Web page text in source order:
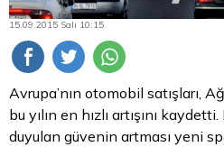
15.09.2015 Salı 10:15
Avrupa’nın otomobil satışları,
bu yılın en hızlı artışını
duyulan güvenin artması yeni